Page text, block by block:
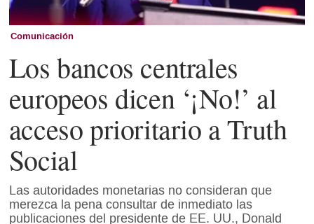
Comunicación
Los bancos centrales
europeos dicen ‘¡No!’ al
acceso prioritario a Truth
Social
Las autoridades monetarias no consideran que
merezca la pena consultar de inmediato las
publicaciones del presidente de EE. UU., Donald